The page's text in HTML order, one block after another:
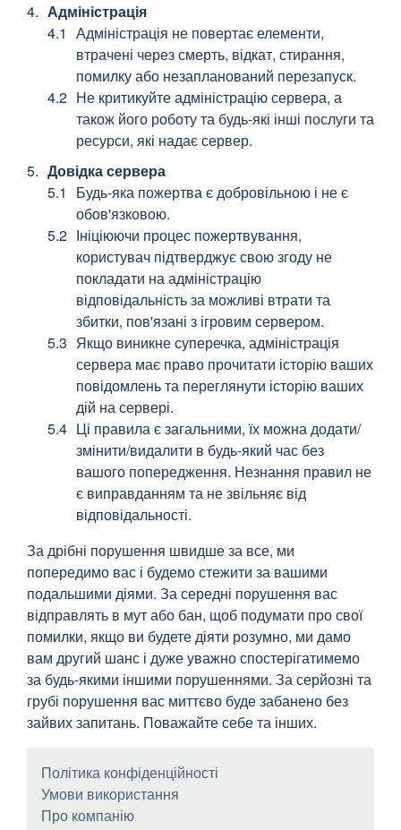
Адміністрація
Адміністрація не повертає елементи,
втрачені через смерть, відкат, стирання,
помилку або незапланований перезапуск.
Не критикуйте адміністрацію сервера, а
також його роботу та будь-які інші послуги та
ресурси, які надає сервер.
Довідка сервера
Будь-яка пожертва є добровільною і не є
обов'язковою.
Ініціюючи процес пожертвування,
користувач підтверджує свою згоду не
покладати на адміністрацію
відповідальність за можливі втрати та
збитки, пов'язані з ігровим сервером.
Якщо виникне суперечка, адміністрація
сервера має право прочитати історію ваших
повідомлень та переглянути історію ваших
дій на сервері.
Ці правила є загальними, їх можна додати/
змінити/видалити в будь-який час без
вашого попередження. Незнання правил не
є виправданням та не звільняє від
відповідальності.
За дрібні порушення швидше за все, ми
попередимо вас і будемо стежити за вашими
подальшими діями. За середні порушення вас
відправлять в мут або бан, щоб подумати про свої
помилки, якщо ви будете діяти розумно, ми дамо
вам другий шанс і дуже уважно спостерігатимемо
за будь-якими іншими порушеннями. За серйозні та
грубі порушення вас миттєво буде забанено без
зайвих запитань. Поважайте себе та інших.
Політика конфіденційності
Умови використання
Про компанію